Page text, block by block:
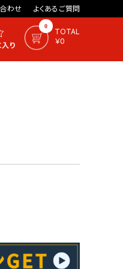
わせ よくあるご質問
0
TOTAL
￥0